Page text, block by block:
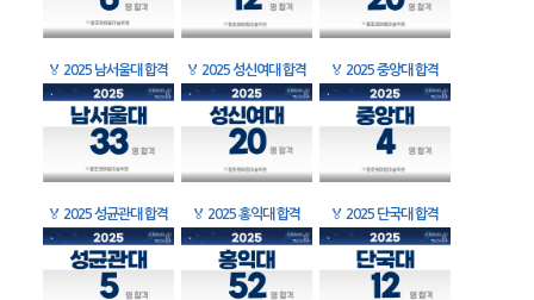
🏅 2025 남서울대 합격 🏅 2025 성신여대 합격 🏅 2025 중앙대 합격
🏅 2025 성균관대 합격 🏅 2025 홍익대 합격 🏅 2025 단국대 합격